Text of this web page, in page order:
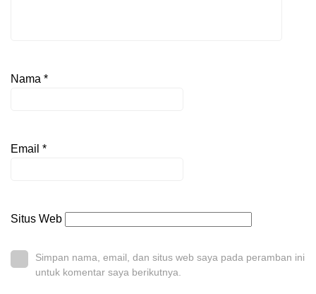
Nama *
Email *
Situs Web
Simpan nama, email, dan situs web saya pada peramban ini
untuk komentar saya berikutnya.